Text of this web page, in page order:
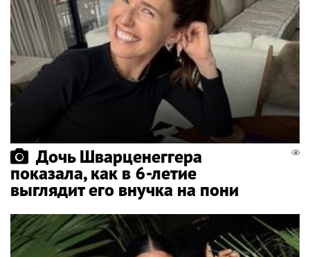
Дочь Шварценеггера
показала, как в 6-летие
выглядит его внучка на пони